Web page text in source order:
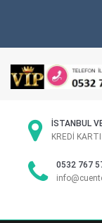
İSTANBUL
KREDİ
0532 767